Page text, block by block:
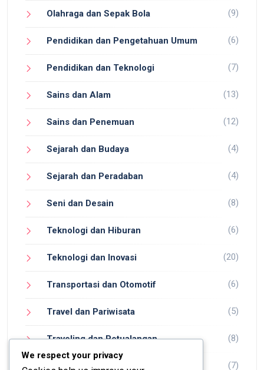
Olahraga dan Sepak Bola (9)
Pendidikan dan Pengetahuan Umum (6)
Pendidikan dan Teknologi (7)
Sains dan Alam (13)
Sains dan Penemuan (12)
Sejarah dan Budaya (4)
Sejarah dan Peradaban (4)
Seni dan Desain (8)
Teknologi dan Hiburan (6)
Teknologi dan Inovasi (20)
Transportasi dan Otomotif (6)
Travel dan Pariwisata (5)
Traveling dan Petualangan (8)
Wisata dan Petualangan (7)
We respect your privacy